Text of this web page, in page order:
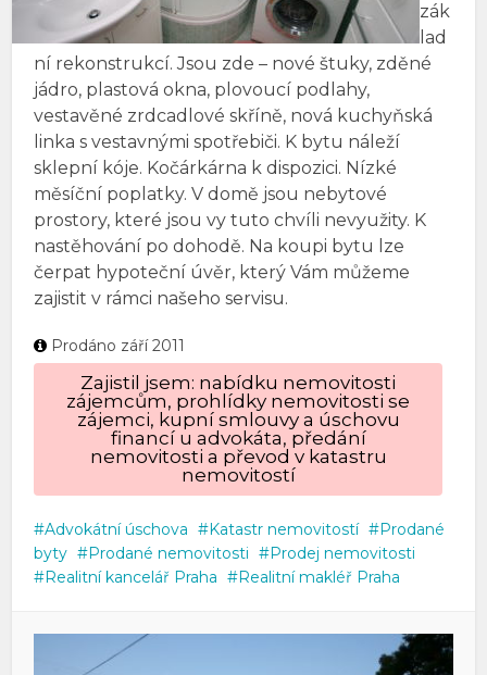
zák
lad
ní rekonstrukcí. Jsou zde – nové štuky, zděné
jádro, plastová okna, plovoucí podlahy,
vestavěné zrdcadlové skříně, nová kuchyňská
linka s vestavnými spotřebiči. K bytu náleží
sklepní kóje. Kočárkárna k dispozici. Nízké
měsíční poplatky. V domě jsou nebytové
prostory, které jsou vy tuto chvíli nevyužity. K
nastěhování po dohodě. Na koupi bytu lze
čerpat hypoteční úvěr, který Vám můžeme
zajistit v rámci našeho servisu.
Prodáno září 2011
Zajistil jsem: nabídku nemovitosti
zájemcům, prohlídky nemovitosti se
zájemci, kupní smlouvy a úschovu
financí u advokáta, předání
nemovitosti a převod v katastru
nemovitostí
Advokátní úschova Katastr nemovitostí
Prodané
byty
Prodané nemovitosti
Prodej nemovitosti
Realitní kancelář Praha
Realitní makléř Praha